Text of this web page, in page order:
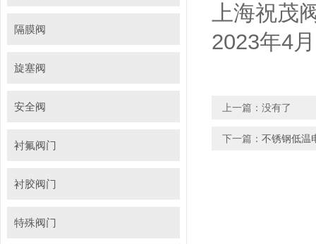
隔膜阀
旋塞阀
安全阀
衬氟阀门
衬胶阀门
特殊阀门
上海祝茂
2023年4
上一篇：没有了
下一篇： 不锈钢低温